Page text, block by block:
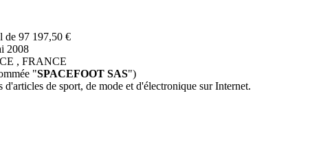
de 97 197,50 €
2008
, FRANCE
"SPACEFOOT SAS")
de sport, de mode et d'électronique sur Internet.